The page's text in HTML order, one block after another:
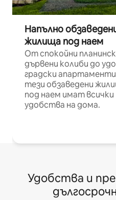
Напълно
жилища под наем
От спокойни
дървени колиби до
градски
тези обзаведени
под наем имат всички
удобства на дома.
Удобства и